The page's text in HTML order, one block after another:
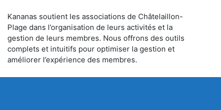
Kananas soutient les associations de Châtelaillon-
Plage dans l’organisation de leurs activités et la
gestion de leurs membres. Nous offrons des outils
complets et intuitifs pour optimiser la gestion et
améliorer l’expérience des membres.